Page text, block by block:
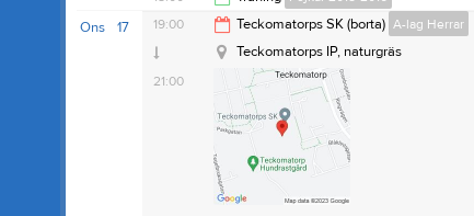
19:30
19:30
17
Ons 19:00 Teckomatorps SK (borta) A-lag Herrar
21:00
Teckomatorps IP, naturgräs